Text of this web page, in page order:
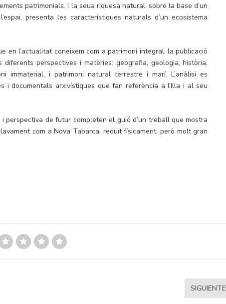
patrimonials. I la seua riquesa natural, sobre la base d’un
presenta les característiques naturals d’un ecosistema
en l’actualitat coneixem com a patrimoni integral, la publicació
perspectives i matèries: geografia, geologia, història,
immaterial, i patrimoni natural terrestre i marí. L’anàlisi es
i documentals arxivístiques que fan referència a l’Illa i al seu
de futur completen el guió d’un treball que mostra
com a Nova Tabarca, reduït físicament, però molt gran
SIGUIENTE